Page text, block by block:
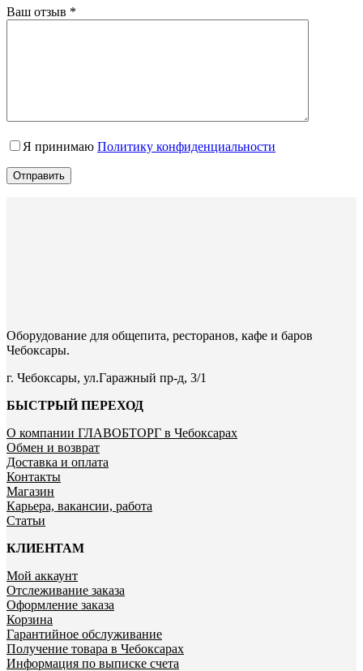
Ваш отзыв *
Я принимаю Политику конфиденциальности
Отправить
Оборудование для общепита, ресторанов, кафе и баров
Чебоксары.
г. Чебоксары, ул.Гаражный пр-д, 3/1
БЫСТРЫЙ ПЕРЕХОД
О компании ГЛАВОБТОРГ в Чебоксарах
Обмен и возврат
Доставка и оплата
Контакты
Магазин
Карьера, вакансии, работа
Статьи
КЛИЕНТАМ
Мой аккаунт
Отслеживание заказа
Оформление заказа
Корзина
Гарантийное обслуживание
Получение товара в Чебоксарах
Информация по выписке счета